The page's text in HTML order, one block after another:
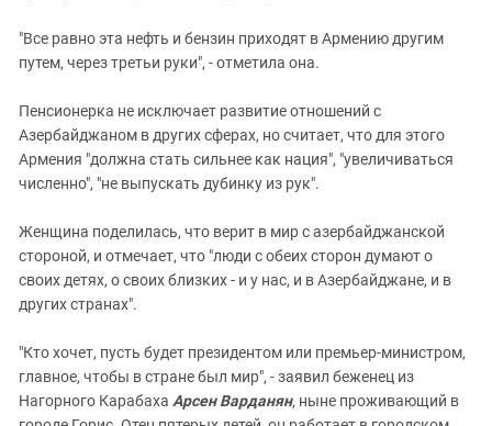
"Все равно эта нефть и бензин приходят в Армению другим
путем, через третьи руки", - отметила она.
Пенсионерка не исключает развитие отношений с
Азербайджаном в других сферах, но считает, что для этого
Армения "должна стать сильнее как нация", "увеличиваться
численно", "не выпускать дубинку из рук".
Женщина поделилась, что верит в мир с азербайджанской
стороной, и отмечает, что "люди с обеих сторон думают о
своих детях, о своих близких - и у нас, и в Азербайджане, и в
других странах".
"Кто хочет, пусть будет президентом или премьер-министром,
главное, чтобы в стране был мир", - заявил беженец из
Нагорного Карабаха Арсен Варданян, ныне проживающий в